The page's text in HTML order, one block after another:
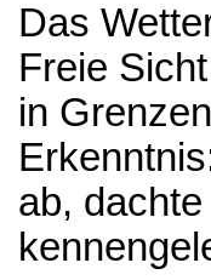
Das
Freie
in
ab,